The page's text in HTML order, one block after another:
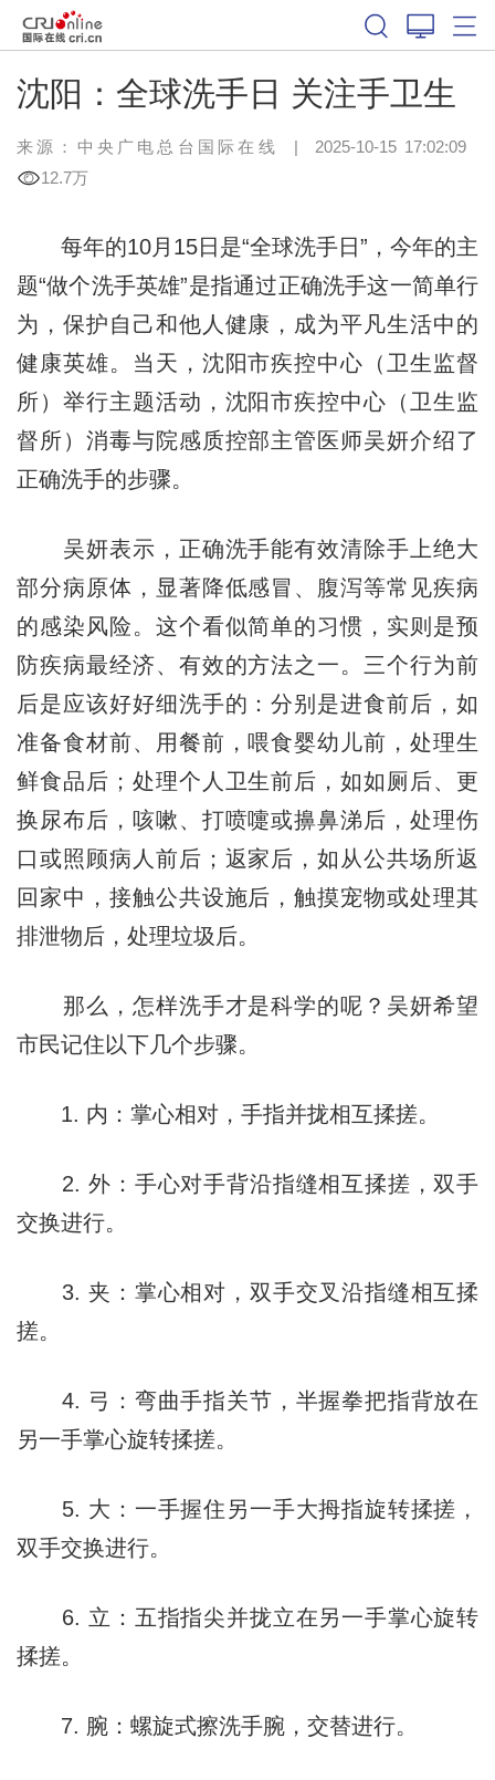
沈阳：全球洗手日 关注手卫生
来源：中央广电总台国际在线 | 2025-10-15 17:02:09
12.7万
每年的10月15日是“全球洗手日”，今年的主
题“做个洗手英雄”是指通过正确洗手这一简单行
为，保护自己和他人健康，成为平凡生活中的
健康英雄。当天，沈阳市疾控中心（卫生监督
所）举行主题活动，沈阳市疾控中心（卫生监
督所）消毒与院感质控部主管医师吴妍介绍了
正确洗手的步骤。
吴妍表示，正确洗手能有效清除手上绝大
部分病原体，显著降低感冒、腹泻等常见疾病
的感染风险。这个看似简单的习惯，实则是预
防疾病最经济、有效的方法之一。三个行为前
后是应该好好细洗手的：分别是进食前后，如
准备食材前、用餐前，喂食婴幼儿前，处理生
鲜食品后；处理个人卫生前后，如如厕后、更
换尿布后，咳嗽、打喷嚏或擤鼻涕后，处理伤
口或照顾病人前后；返家后，如从公共场所返
回家中，接触公共设施后，触摸宠物或处理其
排泄物后，处理垃圾后。
那么，怎样洗手才是科学的呢？ 吴妍希望
市民记住以下几个步骤。
1. 内：掌心相对，手指并拢相互揉搓。
2. 外：手心对手背沿指缝相互揉搓，双手
交换进行。
3. 夹：掌心相对，双手交叉沿指缝相互揉
搓。
4. 弓：弯曲手指关节，半握拳把指背放在
另一手掌心旋转揉搓。
5. 大：一手握住另一手大拇指旋转揉搓，
双手交换进行。
6. 立：五指指尖并拢立在另一手掌心旋转
揉搓。
7. 腕：螺旋式擦洗手腕，交替进行。